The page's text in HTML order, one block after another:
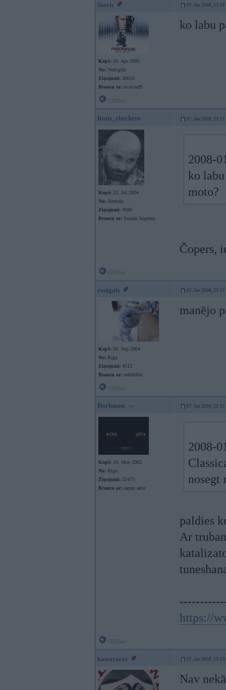
Staris 07. Jan 2008, 23:16
Kopš: 24. Apr 2006
No: Ventspils
Ziņojumi: 30616
Braucu ar: ra ucuarB
ko labu
lisais_chechens 07. Jan 2008, 23:17
Kopš: 22. Jul 2004
No: Jūrmala
Ziņojumi: 4500
Braucu ar: Suzuki Impreza
2008-
ko
moto?
Čopers,
rosigais 07. Jan 2008, 23:17
Kopš: 05. Sep 2004
No: Rīga
Ziņojumi: 4512
Braucu ar: nekārtību
manējo
Darkman 07. Jan 2008, 23:17
Kopš: 16. May 2002
No: Rīga
Ziņojumi: 32475
Braucu ar: sapņu auto
2008-
nosegt
paldies
Ar
https://
kawaracer 07. Jan 2008, 23:23
Nav